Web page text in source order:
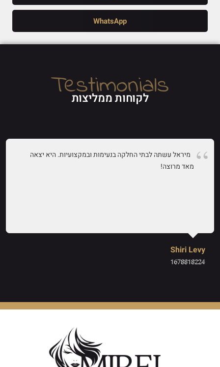
WhatsApp
Testimonials
לקוחות ממליצות
מיראל עשתה לבתי החלקה בנעימות ובמקצועיות. היא יצאה
מאד מרוצה!
Shiri Levy
1678818224